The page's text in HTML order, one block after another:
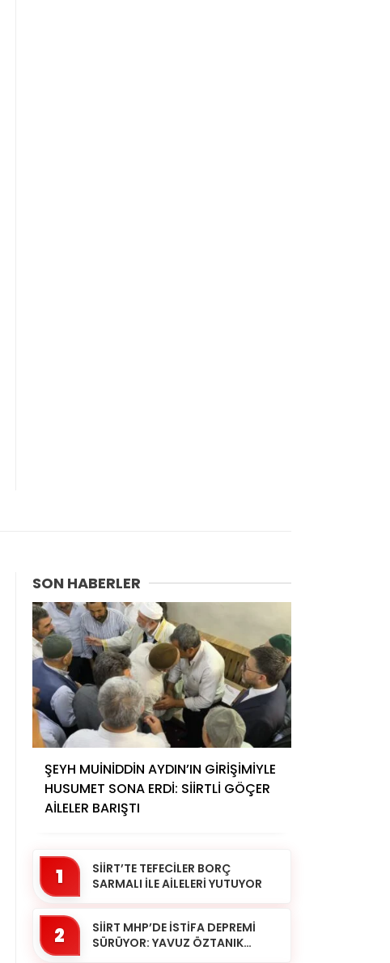
SON HABERLER
ŞEYH MUİNİDDİN AYDIN’IN GİRİŞİMİYLE
HUSUMET SONA ERDİ: SİİRTLİ GÖÇER
AİLELER BARIŞTI
1
SİİRT’TE TEFECİLER BORÇ
SARMALI İLE AİLELERİ YUTUYOR
2
SİİRT MHP’DE İSTİFA DEPREMİ
SÜRÜYOR: YAVUZ ÖZTANIK